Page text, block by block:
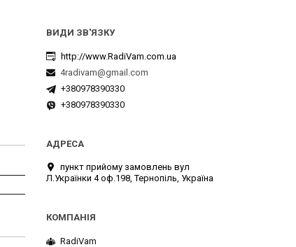
http://www.RadiVam.com.ua
4radivam@gmail.com
+380978390330
+380978390330
пункт прийому замовлень вул
Л.Українки 4 оф.198, Тернопіль, Україна
RadiVam